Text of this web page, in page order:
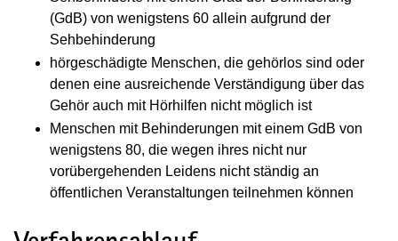
(GdB) von wenigstens 60 allein aufgrund der
Sehbehinderung
hörgeschädigte Menschen, die gehörlos sind oder
denen eine ausreichende Verständigung über das
Gehör auch mit Hörhilfen nicht möglich ist
Menschen mit Behinderungen mit einem GdB von
wenigstens 80, die wegen ihres nicht nur
vorübergehenden Leidens nicht ständig an
öffentlichen Veranstaltungen teilnehmen können